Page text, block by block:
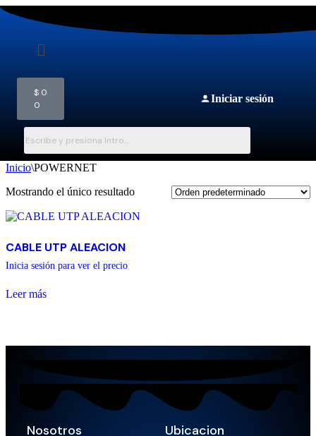
$ 0
0
Iniciar sesión
Inicio\POWERNET
Mostrando el único resultado
CABLE UTP ALEACION
Inicia sesión para ver el precio
Leer más
Nosotros Ubicacion